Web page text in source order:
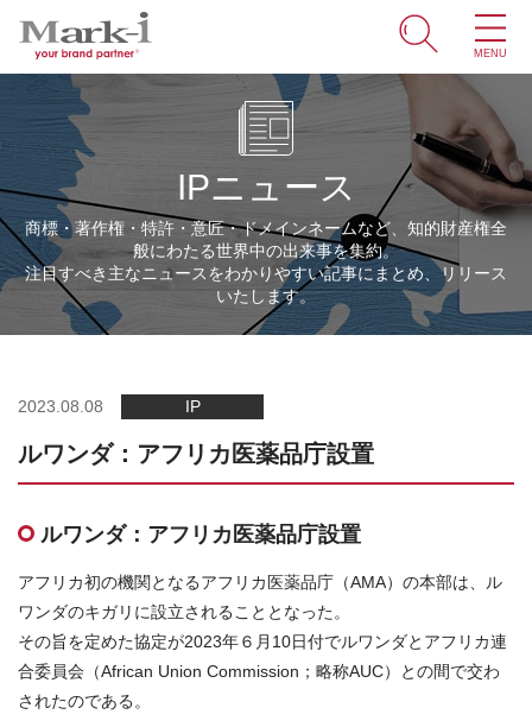
MENU
サービス
取引事例
商標・ブランドの豆知識
知財情報
ENGLISH
お問合せはこちら
資料ダウンロード
IPニュース
商標・著作権・特許・意匠・ドメインネームなど、知的財産権全
般にわたる世界中の出来事を集約。
注目すべき主なニュースをわかりやすい記事にまとめ、リリース
いたします。
2023.08.08 IP
ルワンダ：アフリカ医薬品庁設置
ルワンダ：アフリカ医薬品庁設置
アフリカ初の機関となるアフリカ医薬品庁（AMA）の本部は、ル
ワンダのキガリに設立されることとなった。
その旨を定めた協定が2023年６月10日付でルワンダとアフリカ連
合委員会（African Union Commission；略称AUC）との間で交わ
されたのである。